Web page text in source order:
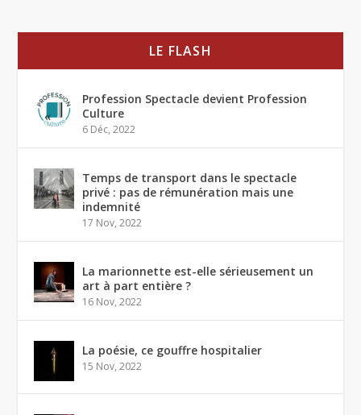
LE FLASH
Profession Spectacle devient Profession
Culture
6 Déc, 2022
Temps de transport dans le spectacle
privé : pas de rémunération mais une
indemnité
17 Nov, 2022
La marionnette est-elle sérieusement un
art à part entière ?
16 Nov, 2022
La poésie, ce gouffre hospitalier
15 Nov, 2022